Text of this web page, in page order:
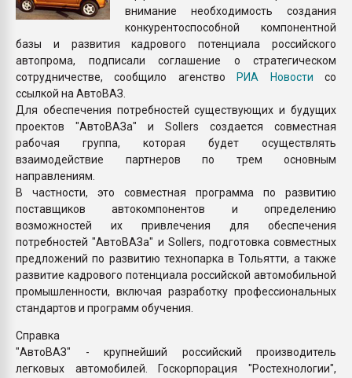
внимание необходимость создания
конкурентоспособной компонентной
базы и развития кадрового потенциала российского
автопрома, подписали соглашение о стратегическом
сотрудничестве, сообщило агенствоРИА Новости со
ссылкой на АвтоВАЗ.
Для обеспечения потребностей существующих и будущих
проектов "АвтоВАЗа" и Sollers создается совместная
рабочая группа, которая будет осуществлять
взаимодействие партнеров по трем основным
направлениям.
В частности, это совместная программа по развитию
поставщиков автокомпонентов и определению
возможностей их привлечения для обеспечения
потребностей "АвтоВАЗа" и Sollers, подготовка совместных
предложений по развитию технопарка в Тольятти, а также
развитие кадрового потенциала российской автомобильной
промышленности, включая разработку профессиональных
стандартов и программ обучения.
Справка
"АвтоВАЗ" - крупнейший российский производитель
легковых автомобилей. Госкорпорация "Ростехнологии",